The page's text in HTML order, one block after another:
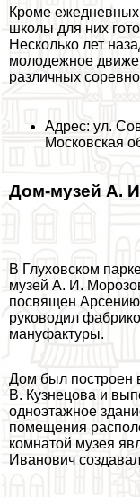
Кроме ежедневных
школы для них
Несколько лет
молодежное
различных
Адрес: ул.
Московская
Дом-музей А.
В Глуховском
музей А. И.
посвящен
руководил
мануфактуры.
Дом был построен
В. Кузнецова и
одноэтажное
помещения
комнатой музея
Иванович